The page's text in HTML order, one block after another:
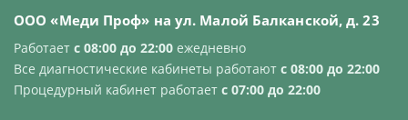
OOO «Меди Проф» на ул. Малой Балканской, д. 23
Работает с 08:00 до 22:00 ежедневно
Все диагностические кабинеты работают с 08:00 до 22:00
Процедурный кабинет работает с 07:00 до 22:00